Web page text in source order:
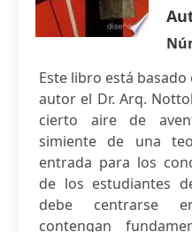
Este libro está
autor el Dr. Arq.
cierto aire de
simiente de una
entrada para los
de los estudiantes
debe centrarse
contengan